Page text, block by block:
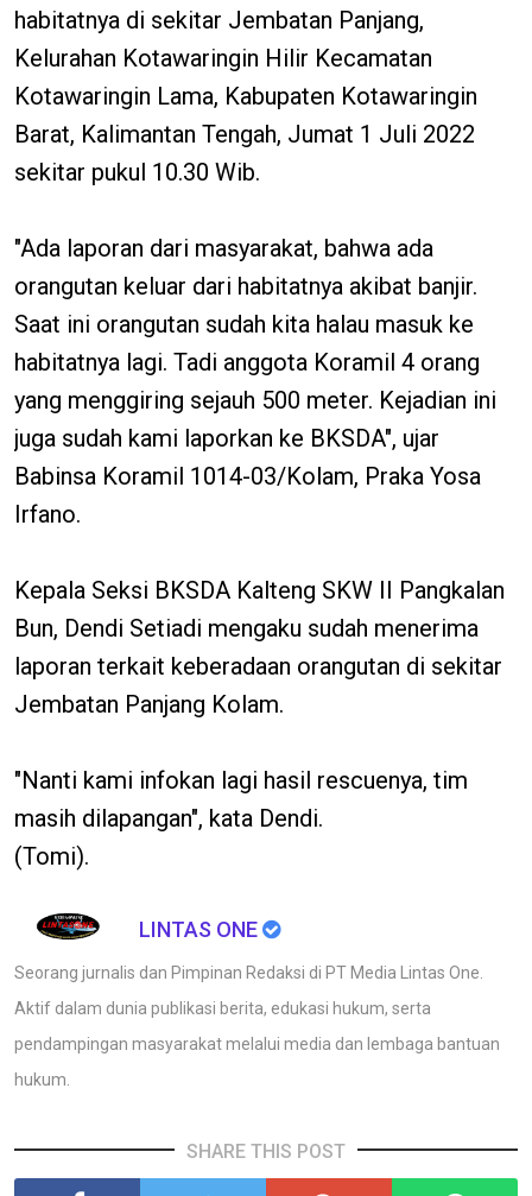
habitatnya di sekitar Jembatan Panjang,
Kelurahan Kotawaringin Hilir Kecamatan
Kotawaringin Lama, Kabupaten Kotawaringin
Barat, Kalimantan Tengah, Jumat 1 Juli 2022
sekitar pukul 10.30 Wib.
"Ada laporan dari masyarakat, bahwa ada
orangutan keluar dari habitatnya akibat banjir.
Saat ini orangutan sudah kita halau masuk ke
habitatnya lagi. Tadi anggota Koramil 4 orang
yang menggiring sejauh 500 meter. Kejadian ini
juga sudah kami laporkan ke BKSDA", ujar
Babinsa Koramil 1014-03/Kolam, Praka Yosa
Irfano.
Kepala Seksi BKSDA Kalteng SKW II Pangkalan
Bun, Dendi Setiadi mengaku sudah menerima
laporan terkait keberadaan orangutan di sekitar
Jembatan Panjang Kolam.
"Nanti kami infokan lagi hasil rescuenya, tim
masih dilapangan", kata Dendi.
(Tomi).
LINTAS ONE
Seorang jurnalis dan Pimpinan Redaksi di PT Media Lintas One.
Aktif dalam dunia publikasi berita, edukasi hukum, serta
pendampingan masyarakat melalui media dan lembaga bantuan
hukum.
SHARE THIS POST